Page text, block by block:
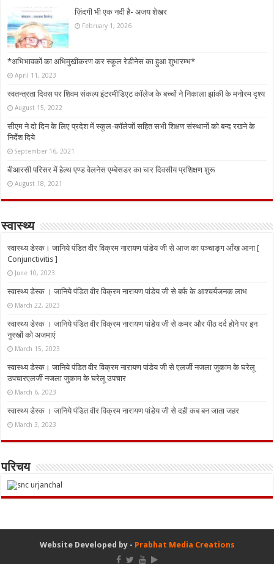
ज़िंदगी भी एक नदी है- अजय शेखर
February 1, 2026
*अभिभावकों का अभिमुखीकरण कर स्कूल रेडीनेस का हुआ शुभारम्भ*
April 11, 2023
स्वतन्त्रता दिवस पर शिवम संकल्प इंटरमीडिएट कॉलेज के बच्चों ने निकाला झांकी के मनोरम दृश्य
August 15, 2022
सीएम ने दो दिन के लिए प्रदेश में स्कूल-कॉलेजों सहित सभी शिक्षण संस्थानों को बन्द रखने के
निर्देश दिये
September 16, 2021
बीआरसी परिसर में हेल्थ एण्ड वेलनेस एम्बेसडर का चार दिवसीय प्रशिक्षण शुरू
August 18, 2021
स्वास्थ्य
स्वास्थ्य डेस्क। जानिये पंडित वीर विक्रम नारायण पांडेय जी से आज का पञ्चाङ्ग आँख आना [
Conjunctivitis ]
June 10, 2023
स्वास्थ्य डेस्क । जानिये पंडित वीर विक्रम नारायण पांडेय जी से बर्फ के आश्चर्यजनक लाभ
March 22, 2023
स्वास्थ्य डेस्क । जानिये पंडित वीर विक्रम नारायण पांडेय जी से कमर और पीठ दर्द होने पर इन
नुस्‍खों को अजमाएं
March 15, 2023
स्वास्थ्य डेस्क। जानिये पंडित वीर विक्रम नारायण पांडेय जी से एलर्जी नजला जुकाम के घरेलू
उपचारएलर्जी नजला जुकाम के घरेलू उपचार
March 6, 2023
स्वास्थ्य डेस्क । जानिये पंडित वीर विक्रम नारायण पांडेय जी से दही कब बन जाता जहर
March 3, 2023
परिचय
Website Developed by - Prabhat Media Creations